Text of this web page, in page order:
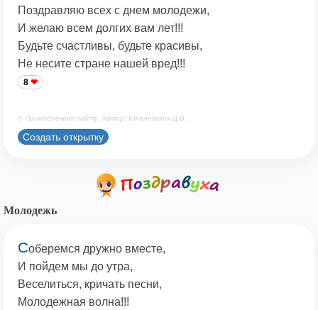
Поздравляю всех с днем молодежи,
И желаю всем долгих вам лет!!!
Будьте счастливы, будьте красивы,
Не несите стране нашей вред!!!
8
© Принадлежит сайту. Автор: Юкалевских Д.В.
Создать открытку
Молодежь
Соберемся дружно вместе,
И пойдем мы до утра,
Веселиться, кричать песни,
Молодежная волна!!!